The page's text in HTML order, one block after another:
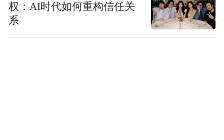
权：AI时代如何重构信任关
系